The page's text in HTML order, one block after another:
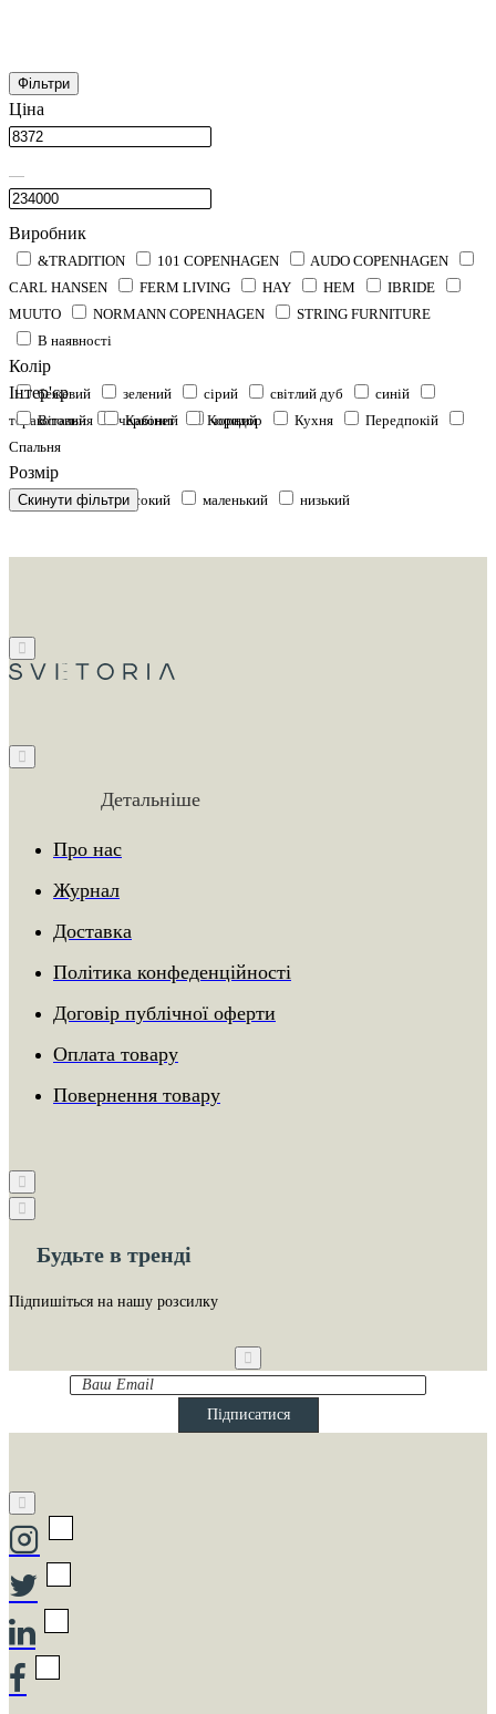
Фільтри
Ціна
Виробник
&TRADITION 101 COPENHAGEN
AUDO COPENHAGEN
CARL HANSEN
FERM LIVING HAY HEM
IBRIDE
MUUTO
NORMANN COPENHAGEN
STRING FURNITURE
В наявності
Колір
бежевий зелений сірий світлий дуб
синій
теракотовий
червоний чорний
Інтер'єр
Вітальня Кабінет Коридор Кухня
Передпокій
Спальня
Розмір
великий високий маленький низький
Скинути фільтри
Детальніше
Про нас
Журнал
Доставка
Політика конфеденційності
Договір публічної оферти
Оплата товару
Повернення товару
Будьте в тренді
Підпишіться на нашу розсилку
Ваш
Підписатися